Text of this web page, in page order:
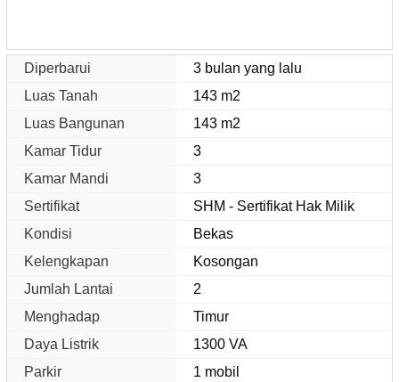
Diperbarui
3 bulan yang lalu
Luas Tanah
143 m2
Luas Bangunan
143 m2
Kamar Tidur
3
Kamar Mandi
3
Sertifikat
SHM - Sertifikat Hak Milik
Kondisi
Bekas
Kelengkapan
Kosongan
Jumlah Lantai
2
Menghadap
Timur
Daya Listrik
1300 VA
Parkir
1 mobil